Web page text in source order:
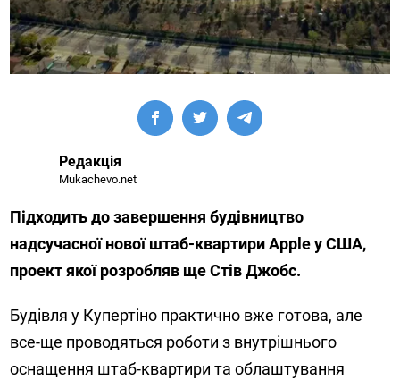
Редакція
Mukachevo.net
Підходить до завершення будівництво
надсучасної нової штаб-квартири Apple у США,
проект якої розробляв ще Стів Джобс.
Будівля у Купертіно практично вже готова, але
все-ще проводяться роботи з внутрішнього
оснащення штаб-квартири та облаштування